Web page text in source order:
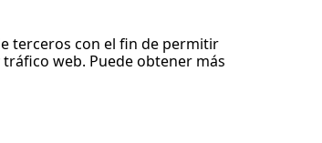
terceros con el fin de permitir
web. Puede obtener más